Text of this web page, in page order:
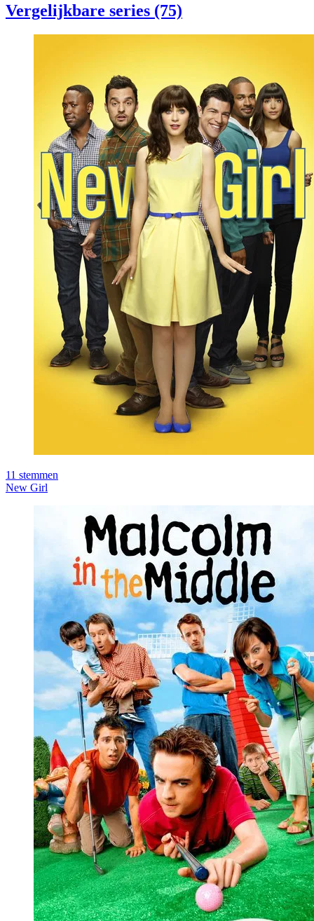
Vergelijkbare series (75)
11 stemmen
New Girl